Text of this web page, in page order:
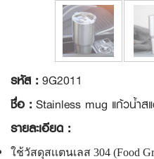
รหัส : 9G2011
ชื่อ : Stainless mug แก้วน้ำส
รายละเอียด :
ใช้วัสดุสเเตนเลส 304 (Food